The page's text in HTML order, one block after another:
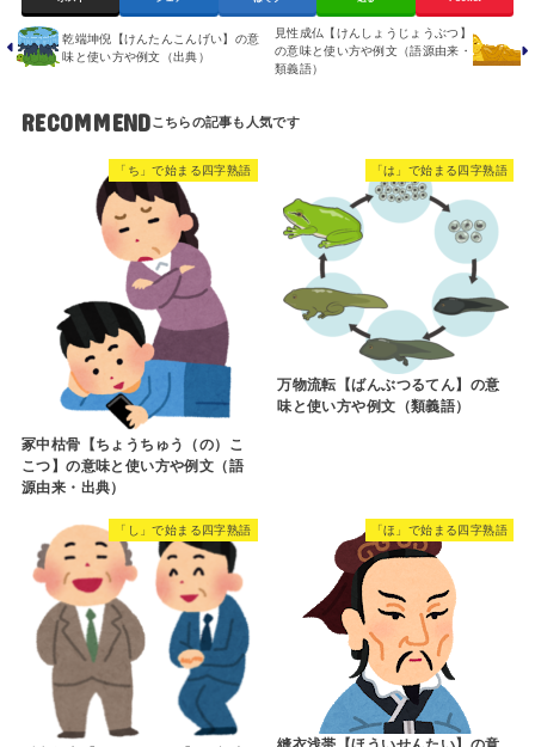
乾端坤倪【けんたんこんげい】の意
味と使い方や例文（出典）
見性成仏【けんしょうじょうぶつ】
の意味と使い方や例文（語源由来・
類義語）
RECOMMEND
「ち」で始まる四字熟語
冢中枯骨【ちょうちゅう（の）こ
こつ】の意味と使い方や例文（語
源由来・出典）
「は」で始まる四字熟語
万物流転【ばんぶつるてん】の意
味と使い方や例文（類義語）
「し」で始まる四字熟語 「ほ」で始まる四字熟語